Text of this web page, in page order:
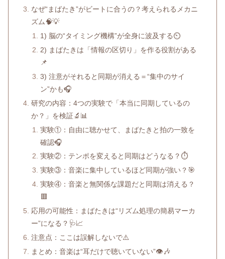
なぜ“まばたき”がビートに合うの？考えられるメカニ
ズム🧠💡
1) 脳の“タイミング機構”が全身に波及する⏲️
2) まばたきは「情報の区切り」を作る役割がある
📌
3) 注意がそれると同期が消える＝“集中のサイ
ン”かも🎧
研究の内容：4つの実験で「本当に同期しているの
か？」を検証🔬📊
実験①：自由に聴かせて、まばたきと拍の一致を
確認🎧
実験②：テンポを変えると同期はどうなる？⏱️
実験③：音楽に集中しているほど同期が強い？🎯
実験④：音楽と無関係な課題だと同期は消える？
🟥
応用の可能性：まばたきは“リズム処理の簡易マーカ
ー”になる？🩺📈
注意点：ここは誤解しないで⚠️
まとめ：音楽は“耳だけで聴いていない”👁️🎶